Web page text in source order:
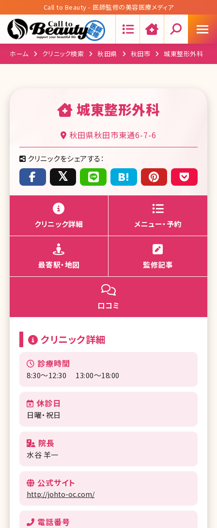
Call to Beauty - 医師監修の美容医療メディア
ホーム クリニック検索 秋田県 秋田市 城東整形外科
城東整形外科
秋田県秋田市東通6-7-6
クリニックをシェアする：
クリニック詳細 メニュー・予約
最寄駅・地図 監修記事
口コミ
クリニック詳細
診療時間
8:30～12:30 13:00～18:00
休診日
日曜・祝日
院長
水谷 羊一
公式サイト
http://johto-oc.com/
電話番号